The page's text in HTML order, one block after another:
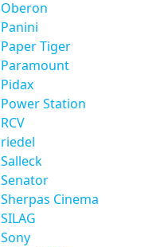
Oberon
Panini
Paper Tiger
Paramount
Pidax
Power Station
RCV
riedel
Salleck
Senator
Sherpas Cinema
SILAG
Sony